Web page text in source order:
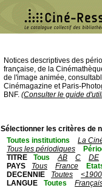
Notices descriptives des
française, de la
de l'image animée,
Cinémagazine et Paris-
BNF. (Consulter le guide
Sélectionner les critères de
Toutes institutions
La
Tous les périodiques
TITRE
Tous AB C DE
PAYS
Tous France
DECENNIE
Toutes <1900
LANGUE
Toutes